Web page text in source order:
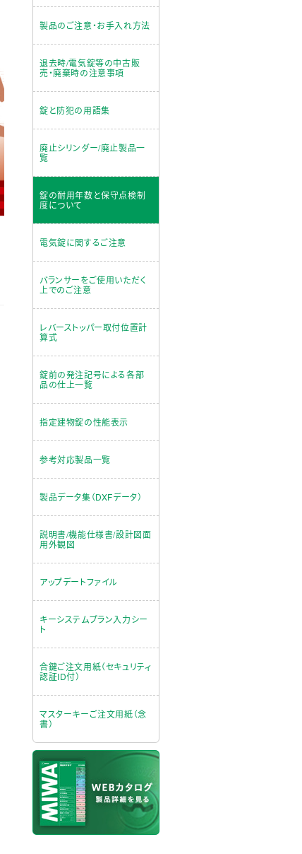
製品のご注意・お手入れ方法
退去時/電気錠等の中古販
売・廃棄時の注意事項
錠と防犯の用語集
廃止シリンダー/廃止製品一
覧
錠の耐用年数と保守点検制
度について
電気錠に関するご注意
バランサーをご使用いただく
上でのご注意
レバーストッパー取付位置計
算式
錠前の発注記号による各部
品の仕上一覧
指定建物錠の性能表示
参考対応製品一覧
製品データ集（DXFデータ）
説明書/機能仕様書/設計図面
用外観図
アップデートファイル
キーシステムプラン入力シー
ト
合鍵ご注文用紙（セキュリティ
認証ID付）
マスターキーご注文用紙（念
書）